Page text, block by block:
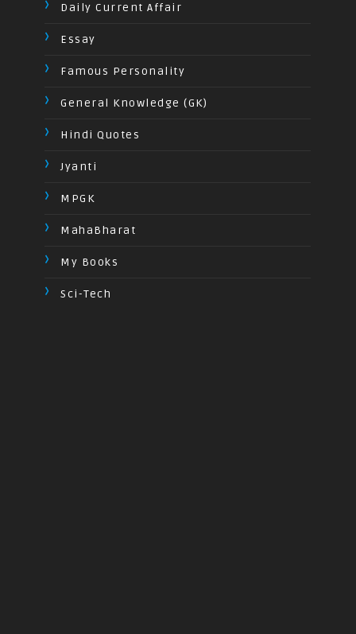
Daily Current Affair
Essay
Famous Personality
General Knowledge (GK)
Hindi Quotes
Jyanti
MPGK
MahaBharat
My Books
Sci-Tech